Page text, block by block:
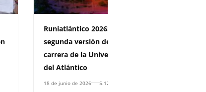
Runiatlántico 2026: llega la
segunda versión de la gran
carrera de la Universidad
del Atlántico
18 de junio de 2026 5.122 vistas